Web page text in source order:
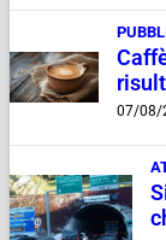
07/08/